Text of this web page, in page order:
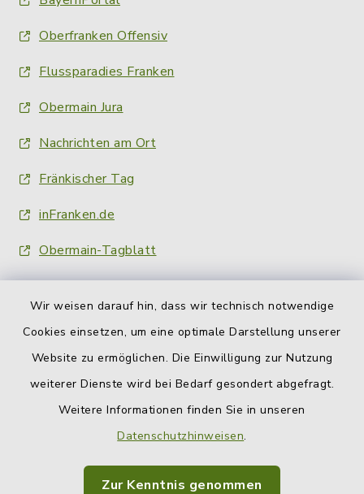
Wir weisen darauf hin, dass wir technisch notwendige
Cookies einsetzen, um eine optimale Darstellung unserer
Website zu ermöglichen. Die Einwilligung zur Nutzung
weiterer Dienste wird bei Bedarf gesondert abgefragt.
Weitere Informationen finden Sie in unseren
Datenschutzhinweisen.
Zur Kenntnis genommen
Oberfranken Offensiv
Flussparadies Franken
Obermain Jura
Nachrichten am Ort
Fränkischer Tag
inFranken.de
Obermain-Tagblatt
Barrierefreiheit